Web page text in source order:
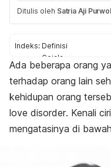
Ditulis oleh Satria Aji
Indeks: Definisi
Gejala
Penyebab
Diagnosis
Penanganan
Pencegahan
Ada beberapa orang
terhadap orang lain
kehidupan orang
love disorder. Kenali
mengatasinya di